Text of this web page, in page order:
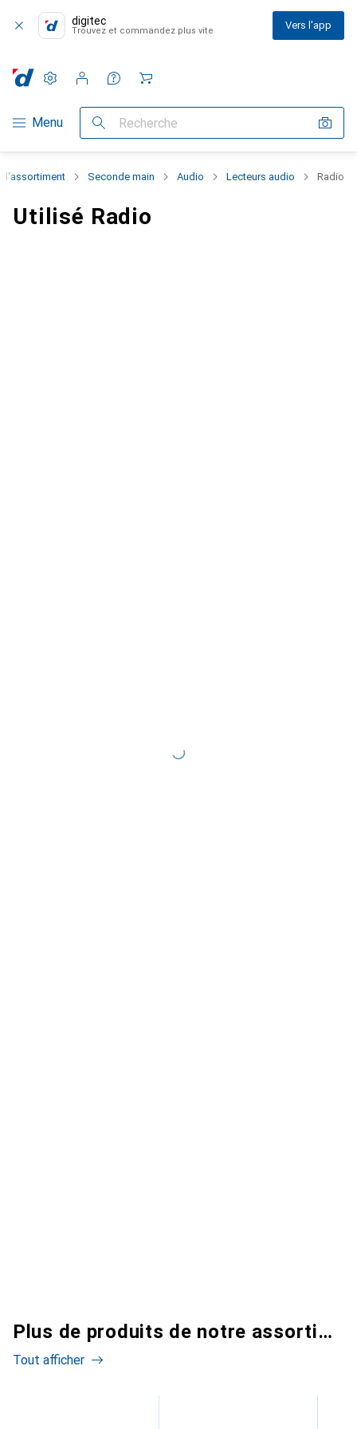
digitec
Trouvez et commandez plus vite Vers l'app
Navigation par catégorie
Menu Recherche
Paramètres
Compte client
Listes de comparaison
Listes d'envies
Panier
l'assortiment Seconde main Audio Lecteurs audio Radio
Utilisé Radio
Plus de produits de notre assortiment
Tout afficher